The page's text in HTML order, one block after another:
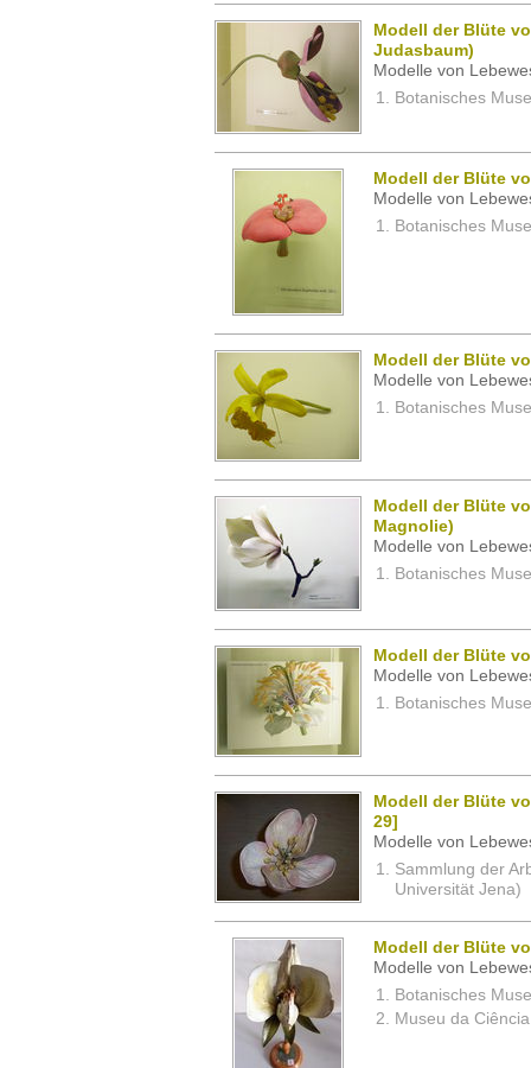
Modell der Blüte
Judasbaum)
Modelle von
Botanisches
Modell der Blüte
Modelle von
Botanisches
Modell der Blüte
Modelle von
Botanisches
Modell der Blüte
Magnolie)
Modelle von
Botanisches
Modell der Blüte
Modelle von
Botanisches
Modell der Blüte
29]
Modelle von
Sammlung der
Universität Jena)
Modell der Blüte
Modelle von
Botanisches
Museu da